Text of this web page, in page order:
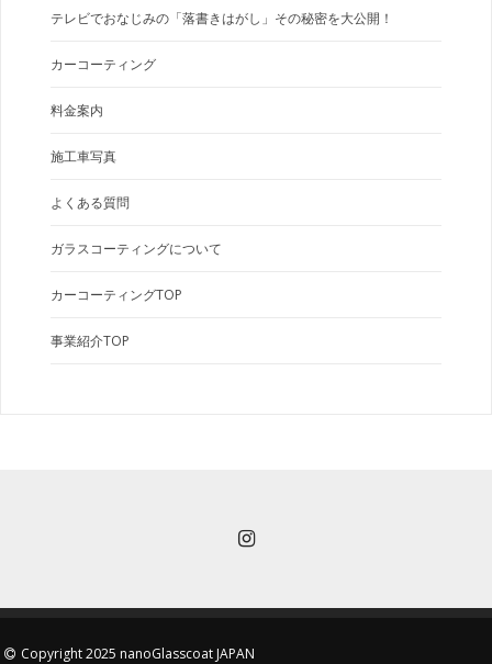
テレビでおなじみの「落書きはがし」その秘密を大公開！
カーコーティング
料金案内
施工車写真
よくある質問
ガラスコーティングについて
カーコーティングTOP
事業紹介TOP
Copyright 2025 nanoGlasscoat JAPAN